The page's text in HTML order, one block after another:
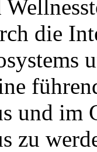
die
und im
zu